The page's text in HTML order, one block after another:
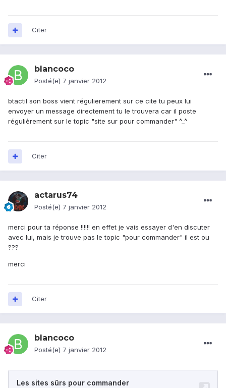
Citer
blancoco
Posté(e) 7 janvier 2012
btactil son boss vient régulierement sur ce cite tu peux lui
envoyer un message directement tu le trouvera car il poste
régulièrement sur le topic "site sur pour commander" ^_^
Citer
actarus74
Posté(e) 7 janvier 2012
merci pour ta réponse !!!!!! en effet je vais essayer d'en discuter
avec lui, mais je trouve pas le topic "pour commander" il est ou
???
merci
Citer
blancoco
Posté(e) 7 janvier 2012